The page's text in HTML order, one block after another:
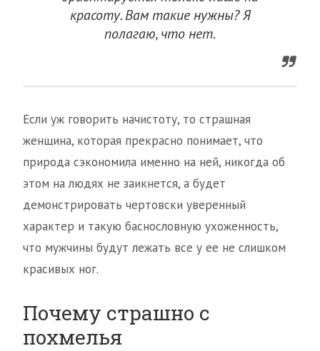
красоту. Вам такие нужны? Я
полагаю, что нет.
Если уж говорить начистоту, то страшная
женщина, которая прекрасно понимает, что
природа сэкономила именно на ней, никогда об
этом на людях не заикнется, а будет
демонстрировать чертовски уверенный
характер и такую баснословную ухоженность,
что мужчины будут лежать все у ее не слишком
красивых ног.
Почему страшно с
похмелья